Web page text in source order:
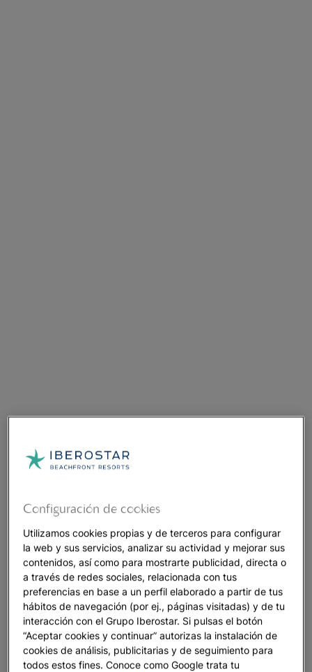
Un paseo por el hotel
Configuración de cookies
Utilizamos cookies propias y de terceros para configurar
la web y sus servicios, analizar su actividad y mejorar sus
contenidos, así como para mostrarte publicidad, directa o
a través de redes sociales, relacionada con tus
preferencias en base a un perfil elaborado a partir de tus
hábitos de navegación (por ej., páginas visitadas) y de tu
interacción con el Grupo Iberostar. Si pulsas el botón
“Aceptar cookies y continuar” autorizas la instalación de
cookies de análisis, publicitarias y de seguimiento para
todos estos fines. Conoce como Google trata tu